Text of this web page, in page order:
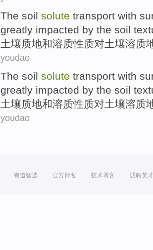
The soil solute transport with
greatly impacted by the soil
土壤质地和溶质性质对土壤溶质
youdao
The soil solute transport with
greatly impacted by the soil
土壤质地和溶质性质对土壤溶质
youdao
有道智选 官方博客 技术博客 诚聘英才